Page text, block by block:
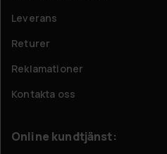
Leverans
Returer
Reklamationer
Kontakta oss
Online kundtjänst: